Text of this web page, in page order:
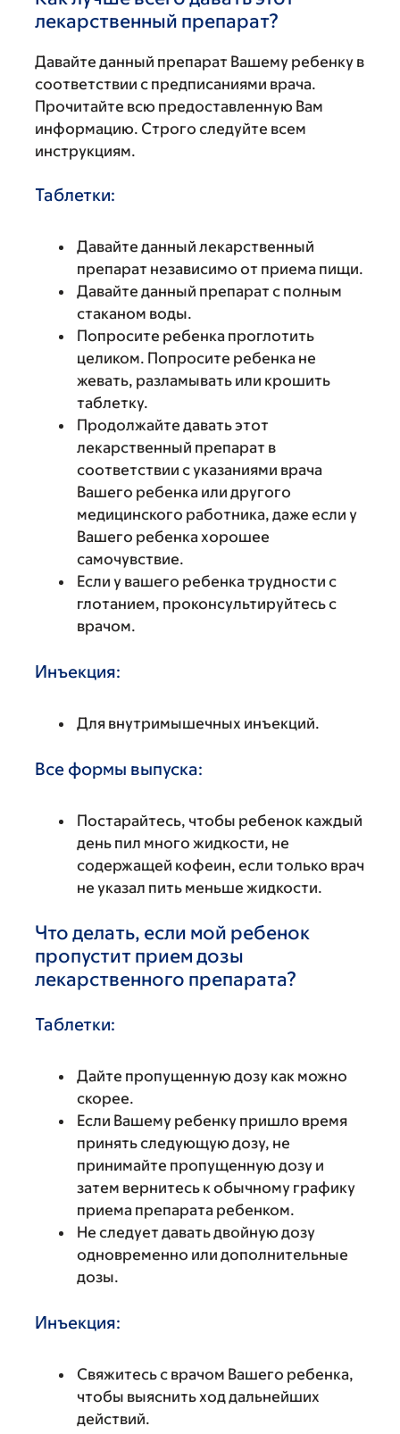
лекарственный препарат?
Давайте данный препарат Вашему ребенку в
соответствии с предписаниями врача.
Прочитайте всю предоставленную Вам
информацию. Строго следуйте всем
инструкциям.
Таблетки:
Давайте данный лекарственный
препарат независимо от приема пищи.
Давайте данный препарат с полным
стаканом воды.
Попросите ребенка проглотить
целиком. Попросите ребенка не
жевать, разламывать или крошить
таблетку.
Продолжайте давать этот
лекарственный препарат в
соответствии с указаниями врача
Вашего ребенка или другого
медицинского работника, даже если у
Вашего ребенка хорошее
самочувствие.
Если у вашего ребенка трудности с
глотанием, проконсультируйтесь с
врачом.
Инъекция:
Для внутримышечных инъекций.
Все формы выпуска:
Постарайтесь, чтобы ребенок каждый
день пил много жидкости, не
содержащей кофеин, если только врач
не указал пить меньше жидкости.
Что делать, если мой ребенок
пропустит прием дозы
лекарственного препарата?
Таблетки:
Дайте пропущенную дозу как можно
скорее.
Если Вашему ребенку пришло время
принять следующую дозу, не
принимайте пропущенную дозу и
затем вернитесь к обычному графику
приема препарата ребенком.
Не следует давать двойную дозу
одновременно или дополнительные
дозы.
Инъекция:
Свяжитесь с врачом Вашего ребенка,
чтобы выяснить ход дальнейших
действий.